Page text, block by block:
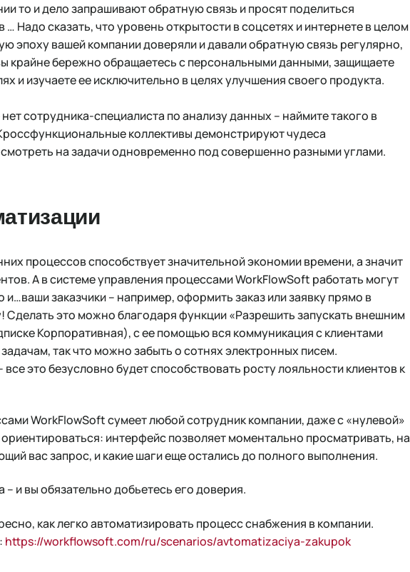
то и дело запрашивают обратную связь и просят поделиться
Надо сказать, что уровень открытости в соцсетях и интернете в целом
эпоху вашей компании доверяли и давали обратную связь регулярно,
крайне бережно обращаетесь с персональными данными, защищаете
и изучаете ее исключительно в целях улучшения своего продукта.
сотрудника-специалиста по анализу данных – наймите такого в
коллективы демонстрируют чудеса
на задачи одновременно под совершенно разными углами.
процессов способствует значительной экономии времени, а значит
А в системе управления процессами WorkFlowSoft работать могут
заказчики – например, оформить заказ или заявку прямо в
Сделать это можно благодаря функции «Разрешить запускать внешним
Корпоративная), с ее помощью вся коммуникация с клиентами
так что можно забыть о сотнях электронных писем.
это безусловно будет способствовать росту лояльности клиентов к
WorkFlowSoft сумеет любой сотрудник компании, даже с «нулевой»
интерфейс позволяет моментально просматривать, на
вас запрос, и какие шаги еще остались до полного выполнения.
– и вы обязательно добьетесь его доверия.
как легко автоматизировать процесс снабжения в компании.
https://workflowsoft.com/ru/scenarios/avtomatizaciya-zakupok